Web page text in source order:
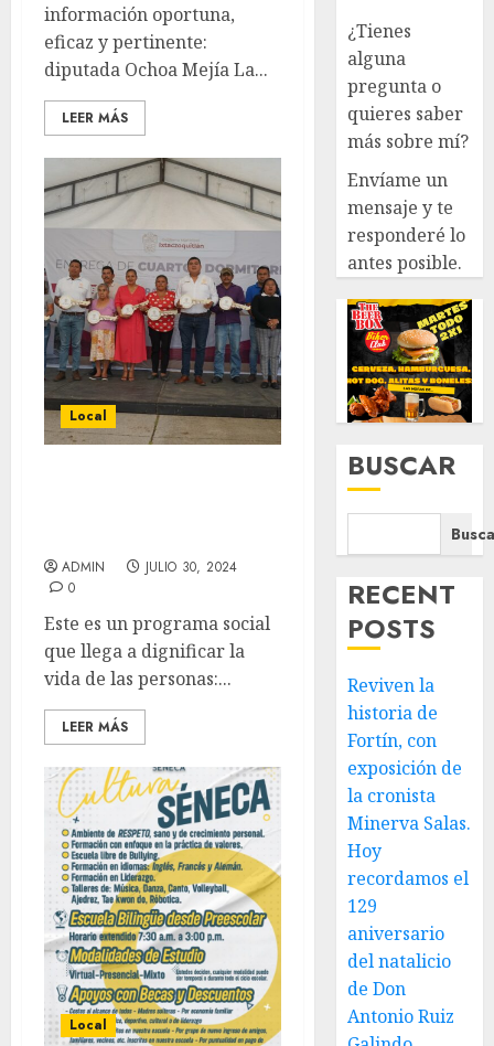
información oportuna,
eficaz y pertinente:
diputada Ochoa Mejía La...
LEER MÁS
Local
ADMIN
JULIO 30, 2024
0
Este es un programa social
que llega a dignificar la
vida de las personas:...
LEER MÁS
Local
¿Tienes
alguna
pregunta o
quieres saber
más sobre mí?
Envíame un
mensaje y te
responderé lo
antes posible.
BUSCAR
RECENT
POSTS
Reviven la
historia de
Fortín, con
exposición de
la cronista
Minerva Salas.
Hoy
recordamos el
129
aniversario
del natalicio
de Don
Antonio Ruiz